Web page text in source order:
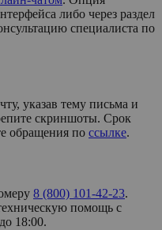
либо через раздел
специалиста по
указав тему письма и
скриншоты. Срок
обращения по ссылке.
8 (800) 101-42-23.
помощь с
18:00.